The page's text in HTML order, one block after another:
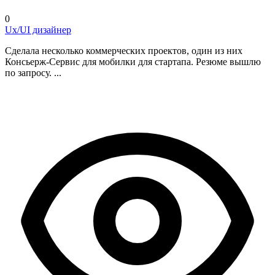
0
Ux/UI дизайнер
Сделала несколько коммерческих проектов, один из них
Консьерж-Сервис для мобилки для стартапа. Резюме вышлю
по запросу. ...